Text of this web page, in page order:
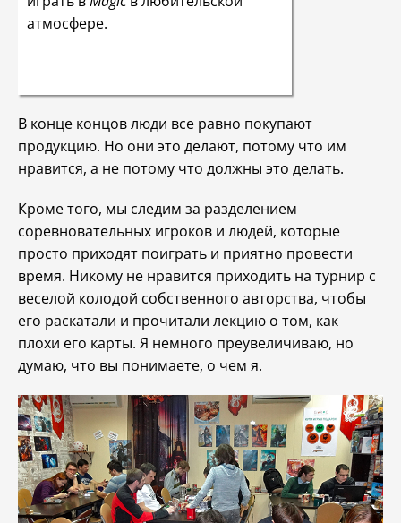
атмосфере.
В конце концов люди все равно покупают
продукцию. Но они это делают, потому что им
нравится, а не потому что должны это делать.
Кроме того, мы следим за разделением
соревновательных игроков и людей, которые
просто приходят поиграть и приятно провести
время. Никому не нравится приходить на турнир с
веселой колодой собственного авторства, чтобы
его раскатали и прочитали лекцию о том, как
плохи его карты. Я немного преувеличиваю, но
думаю, что вы понимаете, о чем я.